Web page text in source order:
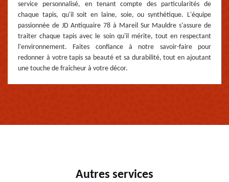
service personnalisé, en tenant compte des particularités de
chaque tapis, qu'il soit en laine, soie, ou synthétique. L'équipe
passionnée de JD Antiquaire 78 à Mareil Sur Mauldre s'assure de
traiter chaque tapis avec le soin qu'il mérite, tout en respectant
l'environnement. Faites confiance à notre savoir-faire pour
redonner à votre tapis sa beauté et sa durabilité, tout en ajoutant
une touche de fraîcheur à votre décor.
Autres services